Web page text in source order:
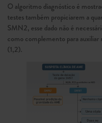
O algoritmo diagnóstico é
testes também propiciarem a
SMN2, esse dado não é
como complemento para auxiliar
(1,2).